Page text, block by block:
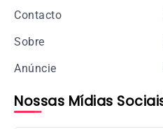
Contacto
Sobre
Anúncie
Nossas Mídias